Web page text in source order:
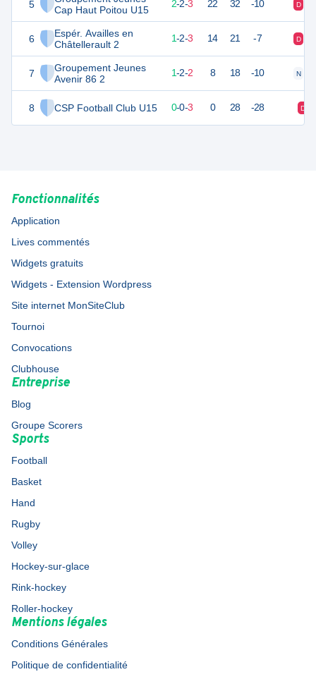
5
Cap Haut Poitou U15
6
Espér. Availles en
Châtellerault 2
7
Groupement Jeunes
Avenir 86 2
8 CSP Football Club U15
8 2-2-3 22 32 -10 D
5 1-2-3 14 21 -7 D
3 1-2-2 8 18 -10 N
-3 6 0-0-3 0 28 -28 D
Fonctionnalités
Application
Lives commentés
Widgets gratuits
Widgets - Extension Wordpress
Site internet MonSiteClub
Tournoi
Convocations
Clubhouse
Entreprise
Blog
Groupe Scorers
Sports
Football
Basket
Hand
Rugby
Volley
Hockey-sur-glace
Rink-hockey
Roller-hockey
Mentions légales
Conditions Générales
Politique de confidentialité